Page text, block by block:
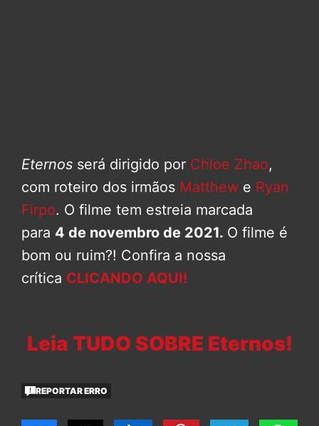
Eternos será dirigido por Chloe Zhao,
com roteiro dos irmãos Matthew e Ryan
Firpo. O filme tem estreia marcada
para 4 de novembro de 2021. O filme é
bom ou ruim?! Confira a nossa
crítica CLICANDO AQUI!
Leia TUDO SOBRE Eternos!
REPORTAR ERRO